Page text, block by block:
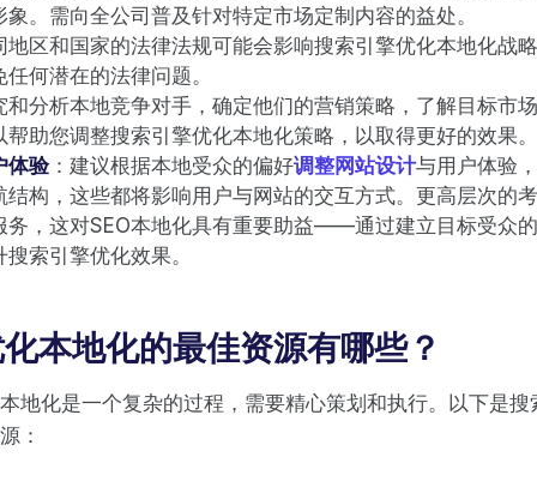
。需向全公司普及针对特定市场定制内容的益处。
地区和国家的法律法规可能会影响搜索引擎优化本地化战
何潜在的法律问题。
和分析本地竞争对手，确定他们的营销策略，了解目标市
帮助您调整搜索引擎优化本地化策略，以取得更好的效果。
体验：建议根据本地受众的偏好调整网站设计与用户体验
结构，这些都将影响用户与网站的交互方式。更高层次的
务，这对SEO本地化具有重要助益——通过建立目标受众
索引擎优化效果。
本地化的最佳资源有哪些？
地化是一个复杂的过程，需要精心策划和执行。以下是
：